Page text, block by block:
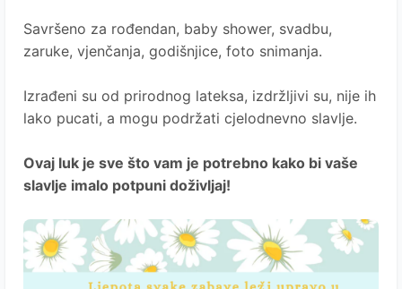
Savršeno za rođendan, baby shower, svadbu,
zaruke, vjenčanja, godišnjice, foto snimanja.
Izrađeni su od prirodnog lateksa, izdržljivi su, nije ih
lako pucati, a mogu podržati cjelodnevno slavlje.
Ovaj luk je sve što vam je potrebno kako bi vaše
slavlje imalo potpuni doživljaj!